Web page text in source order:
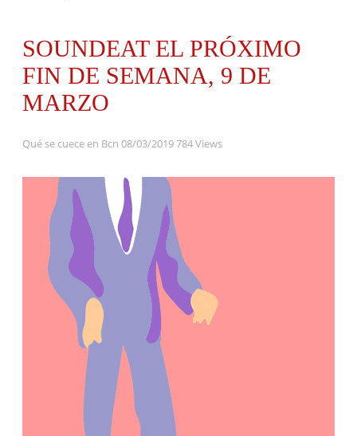
SOUNDEAT EL PRÓXIMO
FIN DE SEMANA, 9 DE
MARZO
Qué se cuece en Bcn 08/03/2019784 Views